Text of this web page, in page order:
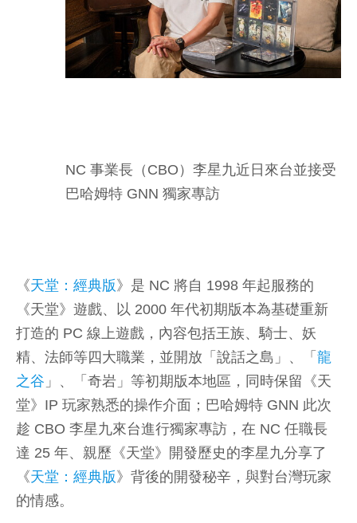
NC 事業長（CBO）李星九近日來台並接受
巴哈姆特 GNN 獨家專訪
《天堂：經典版 》是 NC 將自 1998 年起服務的
《天堂》遊戲、以 2000 年代初期版本為基礎重新
打造的 PC 線上遊戲，內容包括王族、騎士、妖
精、法師等四大職業，並開放「說話之島」、「 龍
之谷 」、「奇岩」等初期版本地區，同時保留《天
堂》IP 玩家熟悉的操作介面；巴哈姆特 GNN 此次
趁 CBO 李星九來台進行獨家專訪，在 NC 任職長
達 25 年、親歷《天堂》開發歷史的李星九分享了
《天堂：經典版 》背後的開發秘辛，與對台灣玩家
的情感。